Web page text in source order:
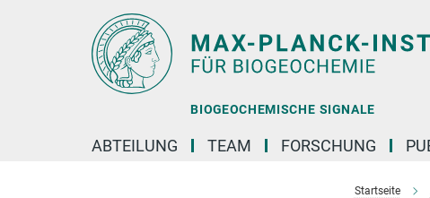
BIOGEOCHEMISCHE SIGNALE
ABTEILUNG TEAM FORSCHUNG
Startseite